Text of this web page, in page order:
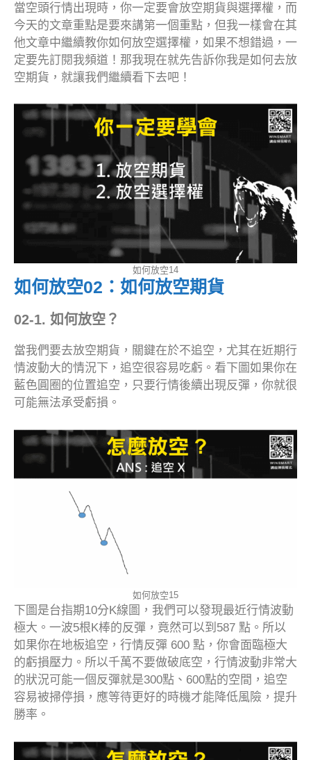
當空頭行情出現時，你一定要會放空期貨與選擇權，而
今天的文章重點是要來講第一個重點，但我一樣會在其
他文章中繼續教你如何放空選擇權，如果不想錯過，一
定要先訂閱我頻道！那我現在就先告訴你我是如何去放
空期貨，就讓我們繼續看下去吧！
如何放空14
如何放空02：如何放空期貨
02-1. 如何放空？
當我們要去放空期貨，關鍵在於不追空，尤其在近期行
情波動大的情況下，追空很容易吃虧。看下圖如果你在
藍色圓圈的位置追空，只要行情後續出現反彈，你就很
可能無法承受虧損。
如何放空15
下圖是台指期10分K線圖，我們可以發現最近行情波動
極大。一波5根K棒的反彈，竟然可以到587 點。所以
如果你在地板追空，行情反彈 600 點，你會面臨極大
的虧損壓力。所以千萬不要做破底空，行情波動非常大
的狀況可能一個反彈就是300點、600點的空間，追空
容易被掃停損，應等待更好的時機才能降低風險，提升
勝率。